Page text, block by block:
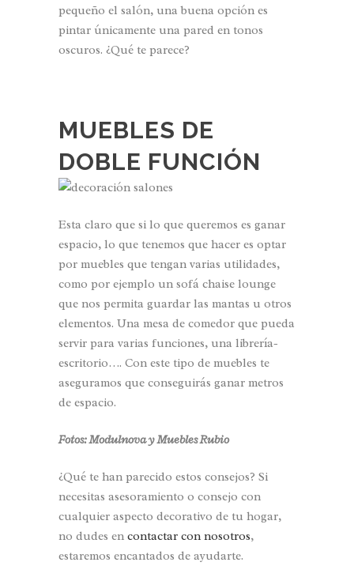
pequeño el salón, una buena opción es
pintar únicamente una pared en tonos
oscuros. ¿Qué te parece?
MUEBLES DE
DOBLE FUNCIÓN
Esta claro que si lo que queremos es ganar
espacio, lo que tenemos que hacer es optar
por muebles que tengan varias utilidades,
como por ejemplo un sofá chaise lounge
que nos permita guardar las mantas u otros
elementos. Una mesa de comedor que pueda
servir para varias funciones, una librería-
escritorio…. Con este tipo de muebles te
aseguramos que conseguirás ganar metros
de espacio.
Fotos: Modulnova y Muebles Rubio
¿Qué te han parecido estos consejos? Si
necesitas asesoramiento o consejo con
cualquier aspecto decorativo de tu hogar,
no dudes en contactar con nosotros,
estaremos encantados de ayudarte.